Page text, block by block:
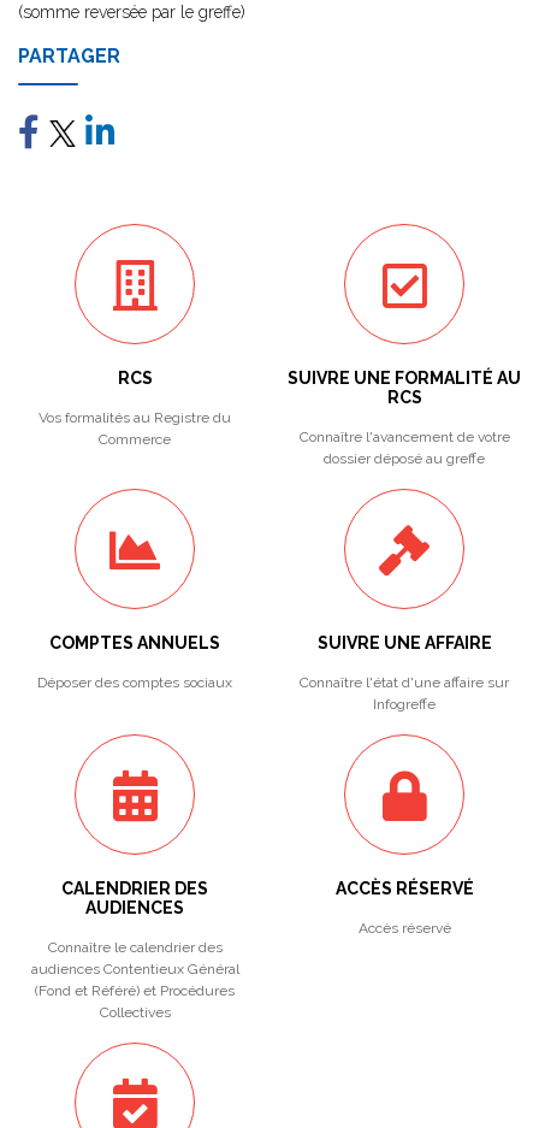
(somme reversée par le greffe)
PARTAGER
RCS
Vos formalités au Registre du
Commerce
SUIVRE UNE FORMALITÉ AU
RCS
Connaître l'avancement de votre
dossier déposé au greffe
COMPTES ANNUELS
Déposer des comptes sociaux
SUIVRE UNE AFFAIRE
Connaître l'état d'une affaire sur
Infogreffe
CALENDRIER DES
AUDIENCES
Connaître le calendrier des
audiences Contentieux Général
(Fond et Référé) et Procédures
Collectives
ACCÈS RÉSERVÉ
Accès réservé